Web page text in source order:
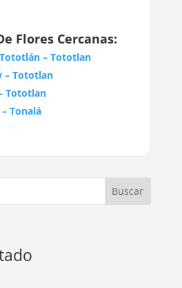
Flores Cercanas:
– Tototlan
– Tototlan
Tototlan
Tonalá
Buscar